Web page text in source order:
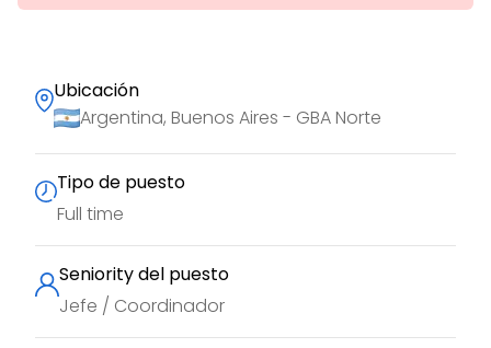
Ubicación
Argentina, Buenos Aires - GBA Norte
Tipo de puesto
Full time
Seniority del puesto
Jefe / Coordinador